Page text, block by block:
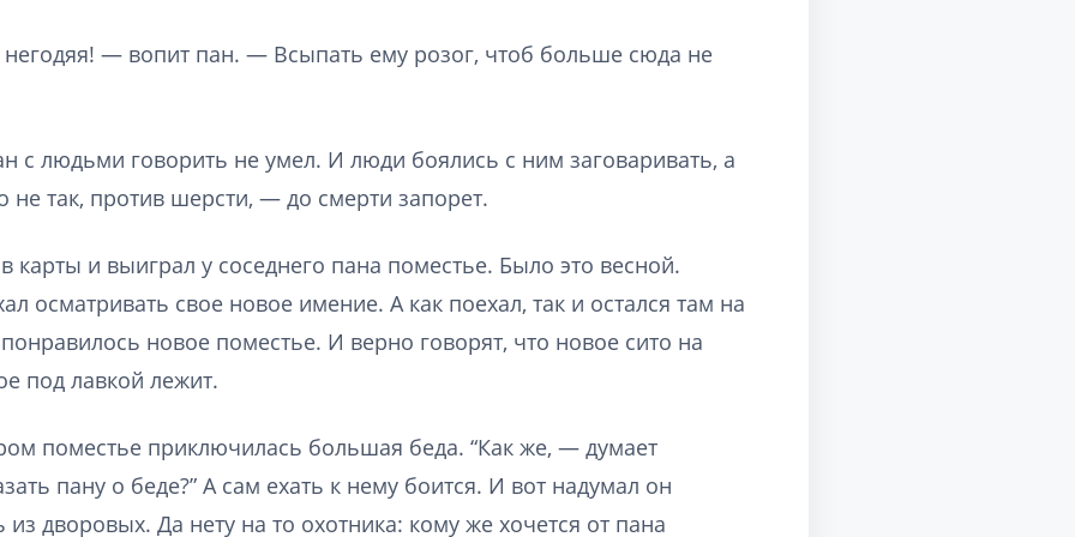
— вопит пан. — Всыпать ему розог, чтоб больше сюда не
с людьми говорить не умел. И люди боялись с ним заговаривать, а
не так, против шерсти, — до смерти запорет.
карты и выиграл у соседнего пана поместье. Было это весной.
осматривать свое новое имение. А как поехал, так и остался там на
новое поместье. И верно говорят, что новое сито на
под лавкой лежит.
поместье приключилась большая беда. “Как же, — думает
пану о беде?” А сам ехать к нему боится. И вот надумал он
из дворовых. Да нету на то охотника: кому же хочется от пана